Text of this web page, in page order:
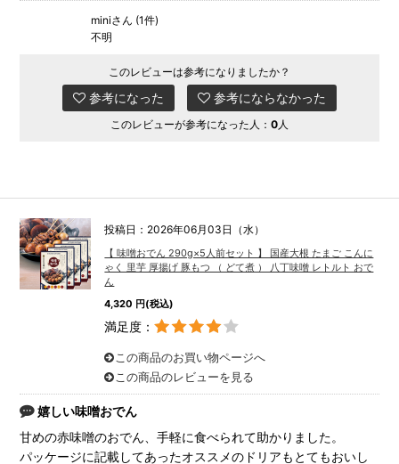
miniさん (1件)
不明
このレビューは参考になりましたか？
参考になった 参考にならなかった
このレビューが参考になった人： 0人
投稿日：2026年06月03日（水）
【 味噌おでん 290g×5人前セット 】 国産大根 たまご こんに
ゃく 里芋 厚揚げ 豚もつ （ どて煮 ） 八丁味噌 レトルト おで
ん
4,320 円(税込)
満足度：
この商品のお買い物ページへ
この商品のレビューを見る
嬉しい味噌おでん
甘めの赤味噌のおでん、手軽に食べられて助かりました。
パッケージに記載してあったオススメのドリアもとてもおいし